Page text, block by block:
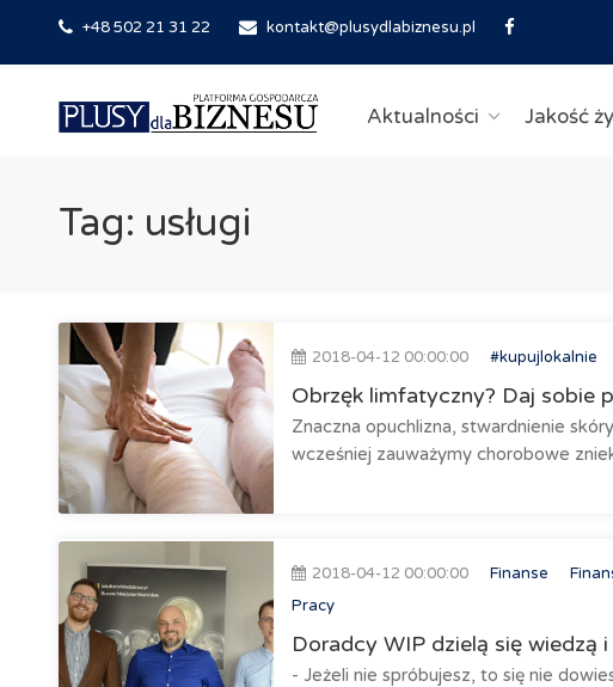
+48 502 21 31 22 kontakt@plusydlabiznesu.pl
Aktualności Jakość
Tag: usługi
2018-04-12 00:00:00 #kupujlokalnie
Obrzęk limfatyczny? Daj sobie
Znaczna opuchlizna, stwardnienie
wcześniej zauważymy chorobowe
2018-04-12 00:00:00 Finanse
Pracy
Doradcy WIP dzielą się wiedzą i
- Jeżeli nie spróbujesz, to się nie